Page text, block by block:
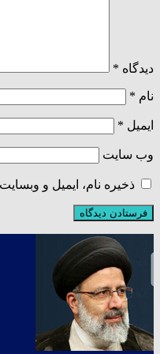
دیدگاه *
نام *
ایمیل *
وب‌ سایت
ذخیره نام، ایمیل و